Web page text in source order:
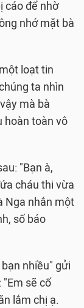
cáo để nhờ
nhớ mặt bà
loạt tin
ta nhìn
mà bà
hoàn toàn vô
"Bạn à,
cháu thi vừa
Nga nhắn một
số báo
nhiều" gửi
"Em sẽ cố
lắm chị ạ.